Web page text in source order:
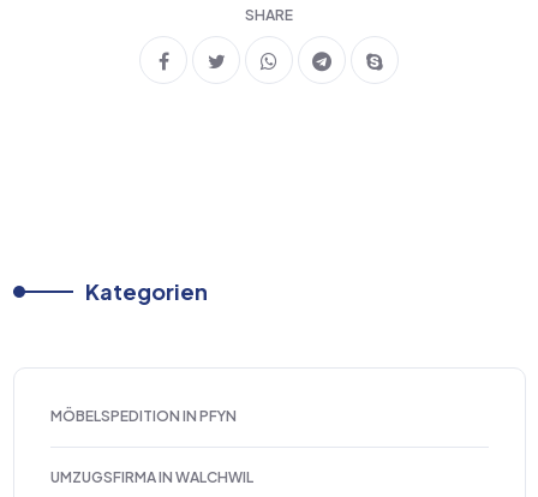
SHARE
Kategorien
MÖBELSPEDITION IN PFYN
UMZUGSFIRMA IN WALCHWIL